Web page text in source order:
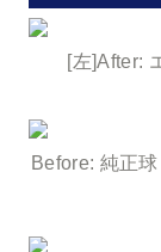
[左]After:
Before: 純正球